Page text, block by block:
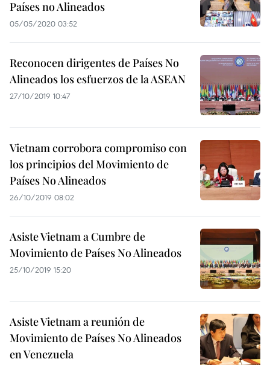
Países no Alineados
05/05/2020 03:52
Reconocen dirigentes de Países No
Alineados los esfuerzos de la ASEAN
27/10/2019 10:47
Vietnam corrobora compromiso con
los principios del Movimiento de
Países No Alineados
26/10/2019 08:02
Asiste Vietnam a Cumbre de
Movimiento de Países No Alineados
25/10/2019 15:20
Asiste Vietnam a reunión de
Movimiento de Países No Alineados
en Venezuela